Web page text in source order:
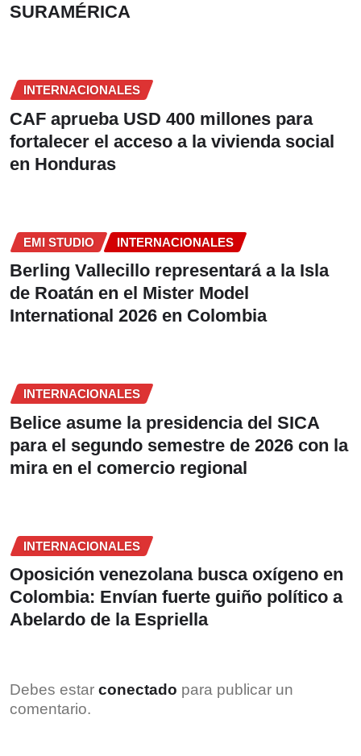
SURAMÉRICA
INTERNACIONALES
CAF aprueba USD 400 millones para
fortalecer el acceso a la vivienda social
en Honduras
EMI STUDIO INTERNACIONALES
Berling Vallecillo representará a la Isla
de Roatán en el Mister Model
International 2026 en Colombia
INTERNACIONALES
Belice asume la presidencia del SICA
para el segundo semestre de 2026 con la
mira en el comercio regional
INTERNACIONALES
Oposición venezolana busca oxígeno en
Colombia: Envían fuerte guiño político a
Abelardo de la Espriella
Debes estar conectado para publicar un
comentario.